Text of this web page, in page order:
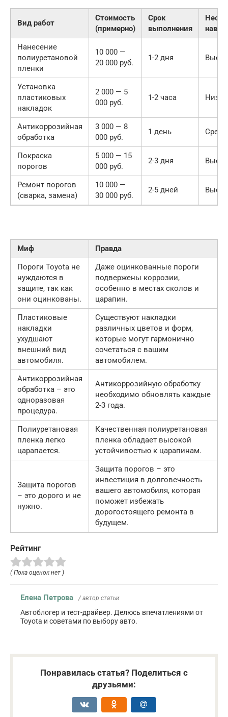
Вид работ
Стоимость
(примерно)
Срок
выполнения
Нанесение
полиуретановой
пленки
10 000 —
20 000 руб.
1-2 дня
Установка
пластиковых
накладок
2 000 — 5
000 руб.
1-2 часа
Антикоррозийная
обработка
3 000 — 8
000 руб.
1 день
Покраска
порогов
5 000 — 15
000 руб.
2-3 дня
Ремонт порогов
(сварка, замена)
10 000 —
30 000 руб.
2-5 дней
Миф
Правда
Пороги Toyota не
нуждаются в
защите, так как
они оцинкованы.
Даже оцинкованные пороги
подвержены коррозии,
особенно в местах сколов и
царапин.
Пластиковые
накладки
ухудшают
внешний вид
автомобиля.
Существуют накладки
различных цветов и форм,
которые могут гармонично
сочетаться с вашим
автомобилем.
Антикоррозийная
обработка – это
одноразовая
процедура.
Антикоррозийную обработку
необходимо обновлять каждые
2-3 года.
Полиуретановая
пленка легко
царапается.
Качественная полиуретановая
пленка обладает высокой
устойчивостью к царапинам.
Защита порогов
– это дорого и не
нужно.
Защита порогов – это
инвестиция в долговечность
вашего автомобиля, которая
поможет избежать
дорогостоящего ремонта в
будущем.
Рейтинг
( Пока оценок нет )
Елена Петрова / автор статьи
Автоблогер и тест-драйвер. Делюсь впечатлениями от
Toyota и советами по выбору авто.
Понравилась статья? Поделиться с
друзьями: